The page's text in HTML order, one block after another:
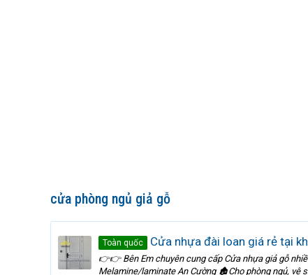
cửa phòng ngủ giả gỗ
Toàn quốc Cửa nhựa đài loan giá rẻ tại
👉👉 Bên Em chuyên cung cấp Cửa nhựa giả gỗ
Melamine/laminate An Cường 🏚Cho phòng ngủ, vệ